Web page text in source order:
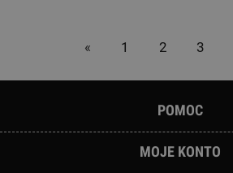
« 1 2 3
POMOC
MOJE KONTO